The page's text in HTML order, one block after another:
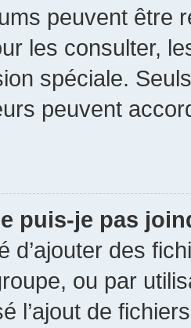
peuvent être
les consulter,
spéciale.
peuvent
puis-je pas
d’ajouter des
ou par
l’ajout de